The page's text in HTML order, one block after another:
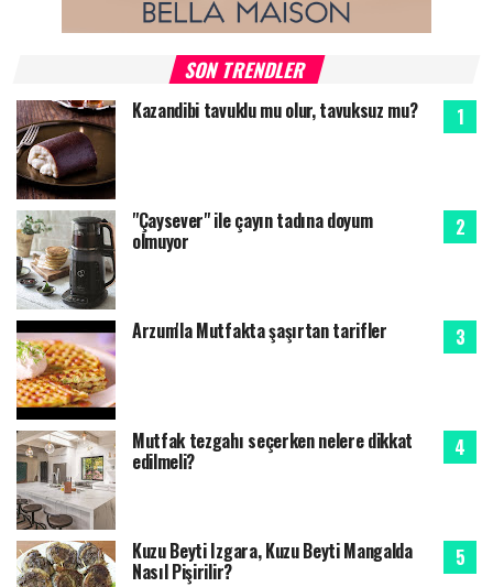
SON TRENDLER
Kazandibi tavuklu mu olur, tavuksuz mu?
"Çaysever" ile çayın tadına doyum
olmuyor
Arzum'la Mutfakta şaşırtan tarifler
Mutfak tezgahı seçerken nelere dikkat
edilmeli?
Kuzu Beyti Izgara, Kuzu Beyti Mangalda
Nasıl Pişirilir?